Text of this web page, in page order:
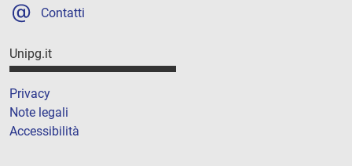
Contatti
Unipg.it
Privacy
Note legali
Accessibilità